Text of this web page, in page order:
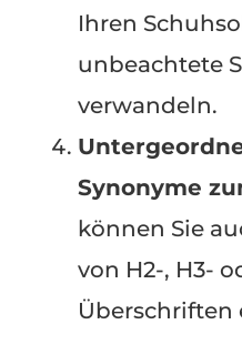
Ihren
unbeachtete
verwandeln.
Synonyme
können Sie
von H2-, H3-
Überschriften